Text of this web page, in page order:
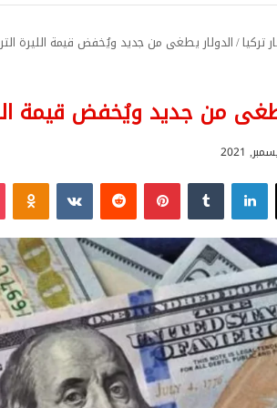
تركيا/الدولار يطغى من جديد ويُخفض قيمة الليرة
من جديد ويُخفض قيمة
‫X لينكدإن بينتيريست